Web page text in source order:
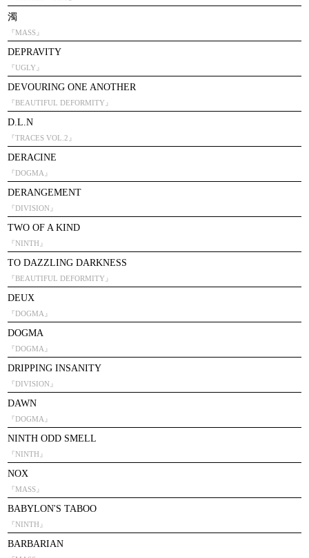
濁
『MASS』
DEPRAVITY
『UGLY』
DEVOURING ONE ANOTHER
『BEAUTIFUL DEFORMITY』
D.L.N
『TRACES VOL.2』
DERACINE
『DOGMA』
DERANGEMENT
『DIVISION』
TWO OF A KIND
『NINTH』
TO DAZZLING DARKNESS
『BEAUTIFUL DEFORMITY』
DEUX
『DOGMA』
DOGMA
『DOGMA』
DRIPPING INSANITY
『DIVISION』
DAWN
『DOGMA』
NINTH ODD SMELL
『NINTH』
NOX
『MASS』
BABYLON'S TABOO
『NINTH』
BARBARIAN